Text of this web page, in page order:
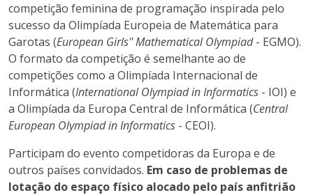
competição feminina de programação inspirada pelo
sucesso da Olimpíada Europeia de Matemática para
Garotas (European Girls'' Mathematical Olympiad- EGMO).
O formato da competição é semelhante ao de
competições como a Olimpíada Internacional de
Informática (International Olympiad in Informatics - IOI) e
a Olimpíada da Europa Central de Informática (Central
European Olympiad in Informatics - CEOI).
Participam do evento competidoras da Europa e de
outros países convidados. Em caso de problemas de
lotação do espaço físico alocado pelo país anfitrião